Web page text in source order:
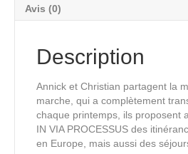
Avis (0)
Description
Annick et Christian partagent la
marche, qui a complètement
chaque printemps, ils proposent
IN VIA PROCESSUS des
en Europe, mais aussi des